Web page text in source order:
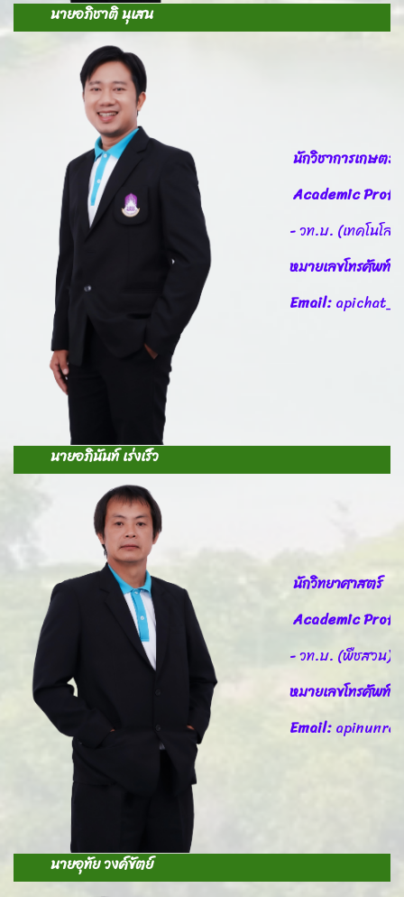
นายอภิชาติ นุเสน
นักวิชาการเกษตร
Academic
- วท.บ. (เทคโนโล
หมายเลขโทรศัพท์
Email:
นายอภินันท์ เร่งเร็ว
นักวิทยาศาสตร์
Academic
- วท.บ. (พืชสวน)
หมายเลขโทรศัพท์
Email:
นายอุทัย วงค์ขัตย์